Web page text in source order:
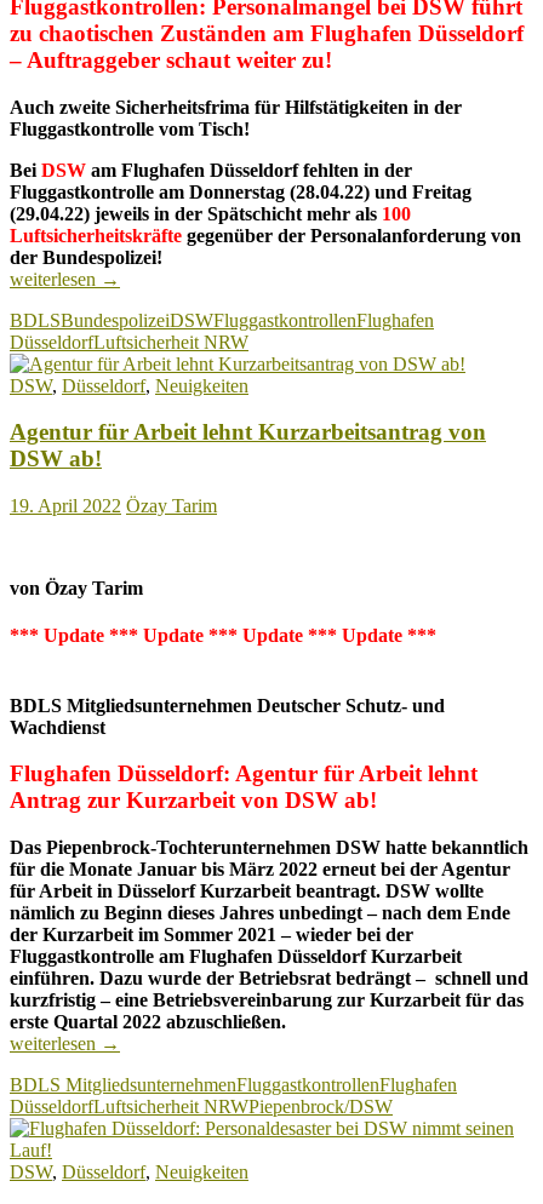
Fluggastkontrollen: Personalmangel bei DSW führt
zu chaotischen Zuständen am Flughafen Düsseldorf
– Auftraggeber schaut weiter zu!
Auch zweite Sicherheitsfrima für Hilfstätigkeiten in der
Fluggastkontrolle vom Tisch!
Bei DSW am Flughafen Düsseldorf fehlten in der
Fluggastkontrolle am Donnerstag (28.04.22) und Freitag
(29.04.22) jeweils in der Spätschicht mehr als 100
Luftsicherheitskräfte gegenüber der Personalanforderung von
der Bundespolizei!
Chaotische
am
Flughafen
Düsseldorf!
weiterlesen →
BDLSBundespolizeiDSWFluggastkontrollenFlughafen
DüsseldorfLuftsicherheit NRW
DSW, Düsseldorf, Neuigkeiten
Agentur für Arbeit lehnt Kurzarbeitsantrag von
DSW ab!
19. April 2022 Özay Tarim
von Özay Tarim
*** Update *** Update *** Update *** Update ***
BDLS Mitgliedsunternehmen Deutscher Schutz- und
Wachdienst
Flughafen Düsseldorf: Agentur für Arbeit lehnt
Antrag zur Kurzarbeit von DSW ab!
Das Piepenbrock-Tochterunternehmen DSW hatte bekanntlich
für die Monate Januar bis März 2022 erneut bei der Agentur
für Arbeit in Düsselorf Kurzarbeit beantragt. DSW wollte
nämlich zu Beginn dieses Jahres unbedingt – nach dem Ende
der Kurzarbeit im Sommer 2021 – wieder bei der
Fluggastkontrolle am Flughafen Düsseldorf Kurzarbeit
einführen. Dazu wurde der Betriebsrat bedrängt – schnell und
kurzfristig – eine Betriebsvereinbarung zur Kurzarbeit für das
erste Quartal 2022 abzuschließen.
Agentur
Arbeit
lehnt
Kurzarbeitsantrag
von
DSW
weiterlesen →
BDLS MitgliedsunternehmenFluggastkontrollenFlughafen
DüsseldorfLuftsicherheit NRWPiepenbrock/DSW
DSW, Düsseldorf, Neuigkeiten